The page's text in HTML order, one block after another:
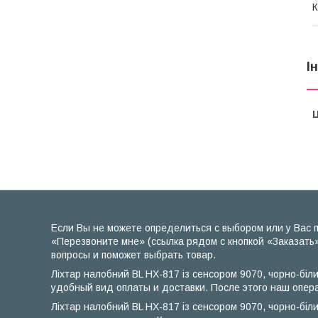
Если Вы не можете определиться с выбором или у Вас
«Перезвоните мне» (ссылка рядом с кнопкой
вопросы и поможет выбрать товар.
Ліхтар налобний BL HX-817 із сенсором 9070, чорно-
удобный вид оплаты и доставки. После этого наш
Ліхтар налобний BL HX-817 із сенсором 9070, чорно-